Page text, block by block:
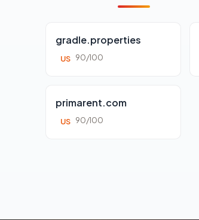
gradle.properties
US 90/100
primarent.com
US 90/100